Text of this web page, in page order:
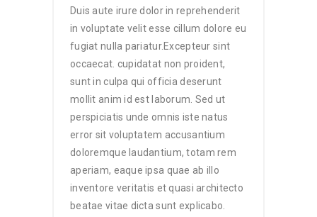
Duis aute irure dolor in reprehenderit
in voluptate velit esse cillum dolore eu
fugiat nulla pariatur.Excepteur sint
occaecat. cupidatat non proident,
sunt in culpa qui officia deserunt
mollit anim id est laborum. Sed ut
perspiciatis unde omnis iste natus
error sit voluptatem accusantium
doloremque laudantium, totam rem
aperiam, eaque ipsa quae ab illo
inventore veritatis et quasi architecto
beatae vitae dicta sunt explicabo.